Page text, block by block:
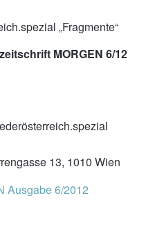
„Fragmente“
MORGEN 6/12
13, 1010 Wien
Ausgabe 6/2012